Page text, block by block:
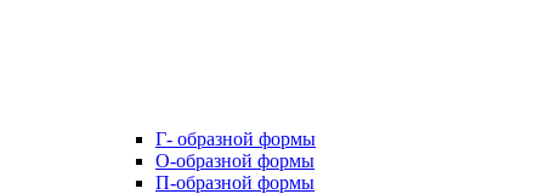
Г- образной формы
О-образной формы
П-образной формы